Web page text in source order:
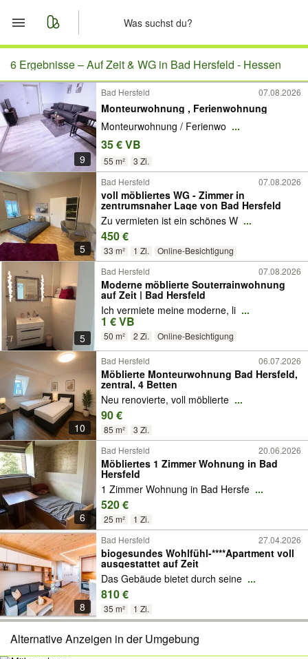
Start
Merkliste
Nachrichten
Anzeige aufgeben
6 Ergebnisse –Auf Zeit & WG in Bad Hersfeld - Hessen
9
Bad Hersfeld 07.08.2026
Monteurwohnung , Ferienwohnung
Monteurwohnung / Ferienwo ...
35 € VB
55 m² 3 Zi.
5
Bad Hersfeld 07.08.2026
voll möbliertes WG - Zimmer in
zentrumsnaher Lage von Bad Hersfeld
Zu vermieten ist ein schönes W ...
450 €
33 m² 1 Zi. Online-Besichtigung
5
Bad Hersfeld 07.08.2026
Moderne möblierte Souterrainwohnung
auf Zeit | Bad Hersfeld
Ich vermiete meine moderne, li ...
1 € VB
50 m² 2 Zi. Online-Besichtigung
10
Bad Hersfeld 06.07.2026
Möblierte Monteurwohnung Bad Hersfeld,
zentral, 4 Betten
Neu renovierte, voll möblierte ...
90 €
85 m² 3 Zi.
6
Bad Hersfeld 20.06.2026
Möbliertes 1 Zimmer Wohnung in Bad
Hersfeld
1 Zimmer Wohnung in Bad Hersfe ...
520 €
25 m² 1 Zi.
8
Bad Hersfeld 27.04.2026
biogesundes Wohlfühl-****Apartment voll
ausgestattet auf Zeit
Das Gebäude bietet durch seine ...
810 €
35 m² 1 Zi.
Alternative Anzeigen in der Umgebung